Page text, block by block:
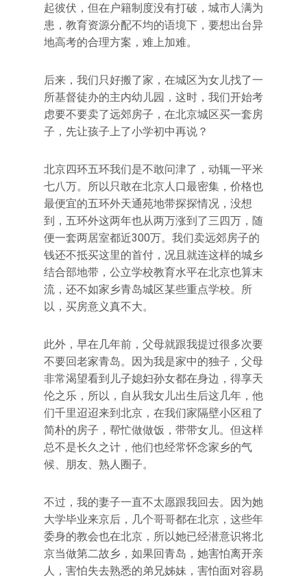
起彼伏，但在户籍制度没有打破，城市人满为
患，教育资源分配不均的语境下，要想出台异
地高考的合理方案，难上加难。
后来，我们只好搬了家，在城区为女儿找了一
所基督徒办的主内幼儿园，这时，我们开始考
虑要不要卖了远郊房子，在北京城区买一套房
子，先让孩子上了小学初中再说？
北京四环五环我们是不敢问津了，动辄一平米
七八万。所以只敢在北京人口最密集，价格也
最便宜的五环外天通苑地带探探情况，没想
到，五环外这两年也从两万涨到了三四万，随
便一套两居室都近300万。我们卖远郊房子的
钱还不抵买这里的首付，况且就连这样的城乡
结合部地带，公立学校教育水平在北京也算末
流，还不如家乡青岛城区某些重点学校。所
以，买房意义真不大。
此外，早在几年前，父母就跟我提过很多次要
不要回老家青岛。因为我是家中的独子，父母
非常渴望看到儿子媳妇孙女都在身边，得享天
伦之乐，所以，自从我女儿出生后这几年，他
们千里迢迢来到北京，在我们家隔壁小区租了
简朴的房子，帮忙做做饭，带带女儿。但这样
总不是长久之计，他们也经常怀念家乡的气
候、朋友、熟人圈子。
不过，我的妻子一直不太愿跟我回去。因为她
大学毕业来京后，几个哥哥都在北京，这些年
委身的教会也在北京，所以她已经潜意识将北
京当做第二故乡，如果回青岛，她害怕离开亲
人，害怕失去熟悉的弟兄姊妹，害怕面对容易